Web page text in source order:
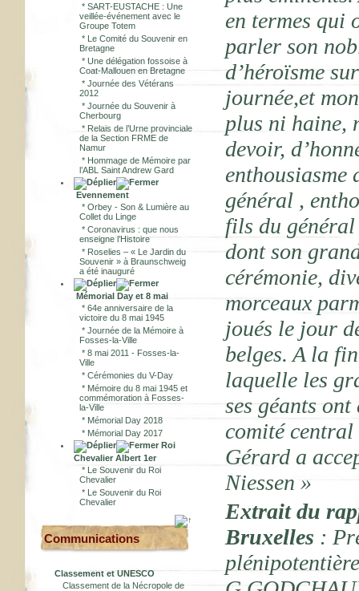
* SART-EUSTACHE : Une
veillée-événement avec le
Groupe Totem
* Le Comité du Souvenir en
Bretagne
* Une délégation fossoise à
Coat-Mallouen en Bretagne
* Journée des Vétérans
2012
* Journée du Souvenir à
Cherbourg
* Relais de l’Urne provinciale
de la Section FRME de
Namur
* Hommage de Mémoire par
l’ABL Saint Andrew Gard
Evennement
* Orbey - Son & Lumière au
Collet du Linge
* Coronavirus : que nous
enseigne l’Histoire
* Roselies – « Le Jardin du
Souvenir » à Braunschweig
a été inauguré
Mémorial Day et 8 mai
* 64e anniversaire de la
victoire du 8 mai 1945
* Journée de la Mémoire à
Fosses-la-Ville
* 8 mai 2011 - Fosses-la-
Ville
* Cérémonies du V-Day
* Mémoire du 8 mai 1945 et
commémoration à Fosses-
la-Ville
* Mémorial Day 2018
* Mémorial Day 2017
Roi
Chevalier Albert 1er
* Le Souvenir du Roi
Chevalier
* Le Souvenir du Roi
Chevalier
Communications
Classement et UNESCO
Classement de la Nécropole de
en termes qui
parler son
d’héroïsme
journée,et
plus ni haine,
devoir,
général ,
fils du général
dont son
cérémonie,
morceaux
joués le jour
belges. A la
laquelle les
ses géants
comité
Gérard a
Niessen »
Extrait du
Bruxelles :